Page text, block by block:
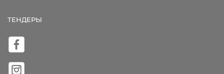
ТЕНДЕРЫ